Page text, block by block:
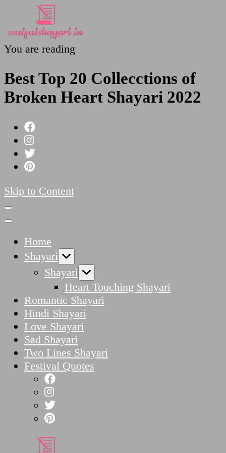
Poetries
You are reading
Best Top 20 Collecctions of
Broken Heart Shayari 2022
Skip to Content
Home
Shayari
Shayari
Heart Touching Shayari
Romantic Shayari
Hindi Shayari
Love Shayari
Sad Shayari
Two Lines Shayari
Festival Quotes